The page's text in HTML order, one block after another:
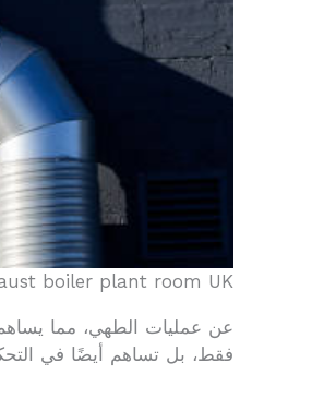
boiler plant room UK
عن عمليات الطهي، مما
فقط، بل تساهم أيضًا في